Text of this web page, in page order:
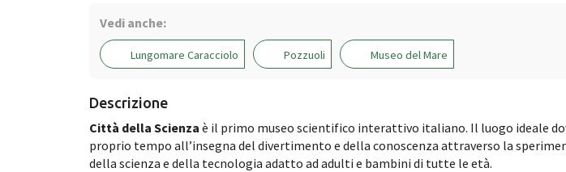
Vedi anche:
Lungomare Caracciolo Pozzuoli Museo del Mare
Descrizione
Città della Scienza è il primo museo scientifico interattivo italiano. Il luogo ideale
proprio tempo all’insegna del divertimento e della conoscenza attraverso la
della scienza e della tecnologia adatto ad adulti e bambini di tutte le età.